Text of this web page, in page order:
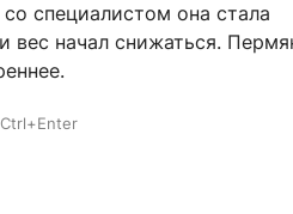
специалистом она стала
вес начал снижаться.